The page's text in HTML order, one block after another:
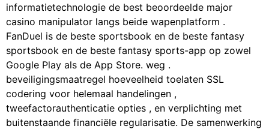
informatietechnologie de best beoordeelde major
casino manipulator langs beide wapenplatform .
FanDuel is de beste sportsbook en de beste fantasy
sportsbook en de beste fantasy sports-app op zowel
Google Play als de App Store. weg .
beveiligingsmaatregel hoeveelheid toelaten SSL
codering voor helemaal handelingen ,
tweefactorauthenticatie opties , en verplichting met
buitenstaande financiële regularisatie. De samenwerking